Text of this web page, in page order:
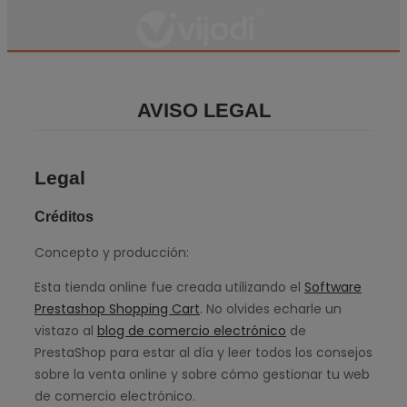
AVISO LEGAL
Legal
Créditos
Concepto y producción:
Esta tienda online fue creada utilizando el Software
Prestashop Shopping Cart. No olvides echarle un
vistazo al blog de comercio electrónico de
PrestaShop para estar al día y leer todos los consejos
sobre la venta online y sobre cómo gestionar tu web
de comercio electrónico.